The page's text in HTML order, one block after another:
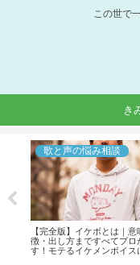
この世で
き
歌と声の悩み相談
【完全版】イケボとは｜意
徴・出し方まですべてプロ
す！モテるイケメンボイス